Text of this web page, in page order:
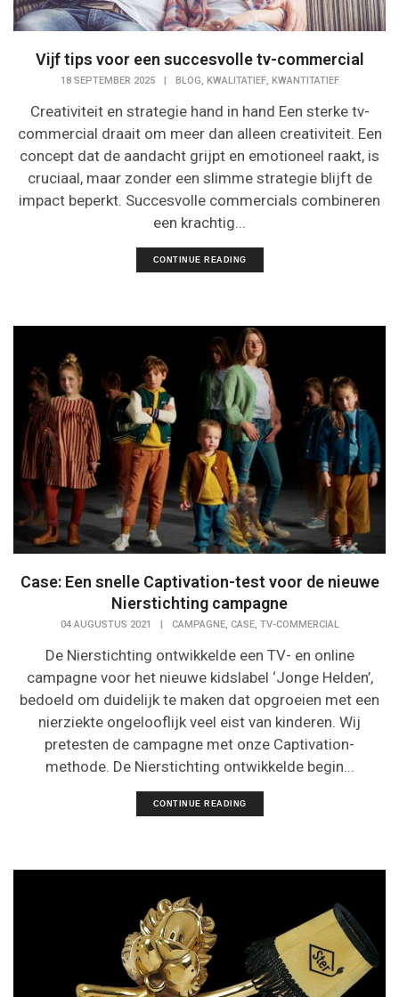
Vijf tips voor een succesvolle tv-commercial
18 SEPTEMBER 2025 BLOG, KWALITATIEF, KWANTITATIEF
Creativiteit en strategie hand in hand Een sterke tv-
commercial draait om meer dan alleen creativiteit. Een
concept dat de aandacht grijpt en emotioneel raakt, is
cruciaal, maar zonder een slimme strategie blijft de
impact beperkt. Succesvolle commercials combineren
een krachtig...
CONTINUE READING
Case: Een snelle Captivation-test voor de nieuwe
Nierstichting campagne
04 AUGUSTUS 2021 | CAMPAGNE, CASE, TV-COMMERCIAL
De Nierstichting ontwikkelde een TV- en online
campagne voor het nieuwe kidslabel ‘Jonge Helden’,
bedoeld om duidelijk te maken dat opgroeien met een
nierziekte ongelooflijk veel eist van kinderen. Wij
pretesten de campagne met onze Captivation-
methode. De Nierstichting ontwikkelde begin...
CONTINUE READING